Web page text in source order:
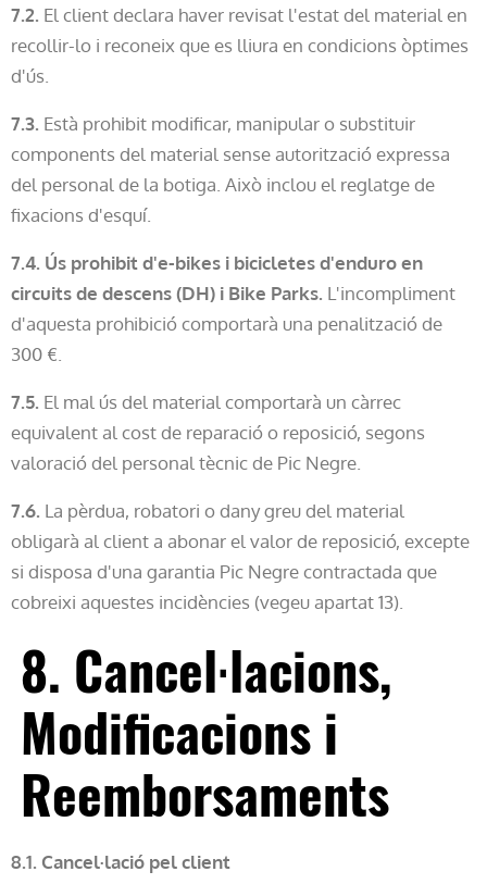
7.2. El client declara haver revisat l'estat del material en
recollir-lo i reconeix que es lliura en condicions òptimes
d'ús.
7.3. Està prohibit modificar, manipular o substituir
components del material sense autorització expressa
del personal de la botiga. Això inclou el reglatge de
fixacions d'esquí.
7.4. Ús prohibit d'e-bikes i bicicletes d'enduro en
circuits de descens (DH) i Bike Parks. L'incompliment
d'aquesta prohibició comportarà una penalització de
300 €.
7.5. El mal ús del material comportarà un càrrec
equivalent al cost de reparació o reposició, segons
valoració del personal tècnic de Pic Negre.
7.6. La pèrdua, robatori o dany greu del material
obligarà al client a abonar el valor de reposició, excepte
si disposa d'una garantia Pic Negre contractada que
cobreixi aquestes incidències (vegeu apartat 13).
8. Cancel·lacions,
Modificacions i
Reemborsaments
8.1. Cancel·lació pel client